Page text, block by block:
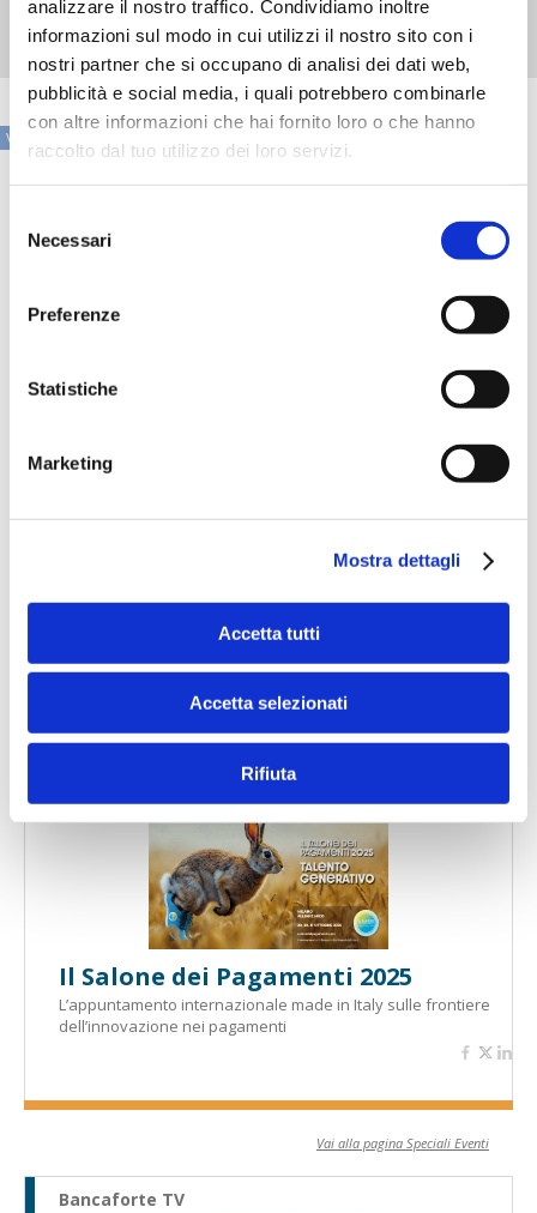
analizzare il nostro traffico. Condividiamo inoltre
informazioni sul modo in cui utilizzi il nostro sito con i
nostri partner che si occupano di analisi dei dati web,
pubblicità e social media, i quali potrebbero combinarle
con altre informazioni che hai fornito loro o che hanno
raccolto dal tuo utilizzo dei loro servizi.
delNecessari
Preferenze
Statistiche
Marketing
Mostra dettagli
Accetta tutti
Accetta selezionati
Rifiuta
Iscriviti gratuitamente qui
VAI ALLA SEZIONE IN PRIMO PIANO
Banche per l'inclusione
Il Salone dei Pagamenti 2025
L’appuntamento internazionale made in Italy sulle frontiere
dell’innovazione nei pagamenti
Vai alla pagina Speciali Eventi
Bancaforte TV